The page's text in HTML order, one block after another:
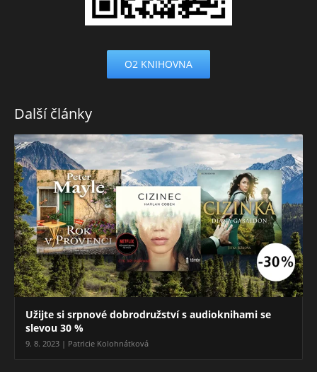
O2 KNIHOVNA
Další články
Užijte si srpnové dobrodružství s audioknihami se
slevou 30 %
9. 8. 2023 | Patricie Kolohnátková